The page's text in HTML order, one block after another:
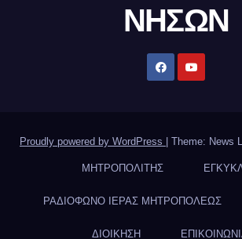
ΝΗΣΩΝ
Proudly powered by WordPress Theme: News
ΜΗΤΡΟΠΟΛΙΤΗΣ
ΡΑΔΙΟΦΩΝΟ ΙΕΡΑΣ ΜΗΤΡΟΠΟΛΕΩΣ
ΔΙΟΙΚΗΣΗ